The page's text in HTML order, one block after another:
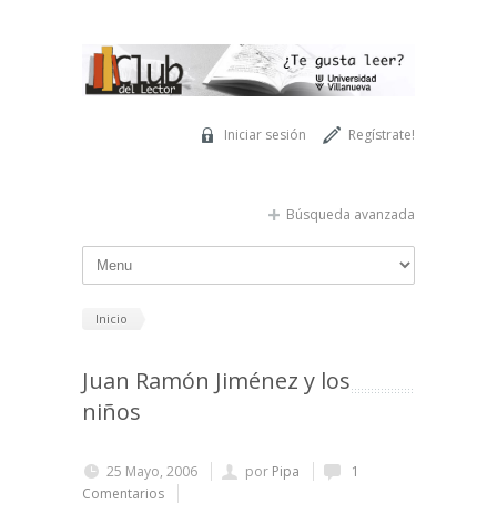
Regístrate!
Iniciar sesión
Búsqueda avanzada
Inicio
Juan Ramón Jiménez y los
niños
25 Mayo, 2006 por Pipa
1
Comentarios